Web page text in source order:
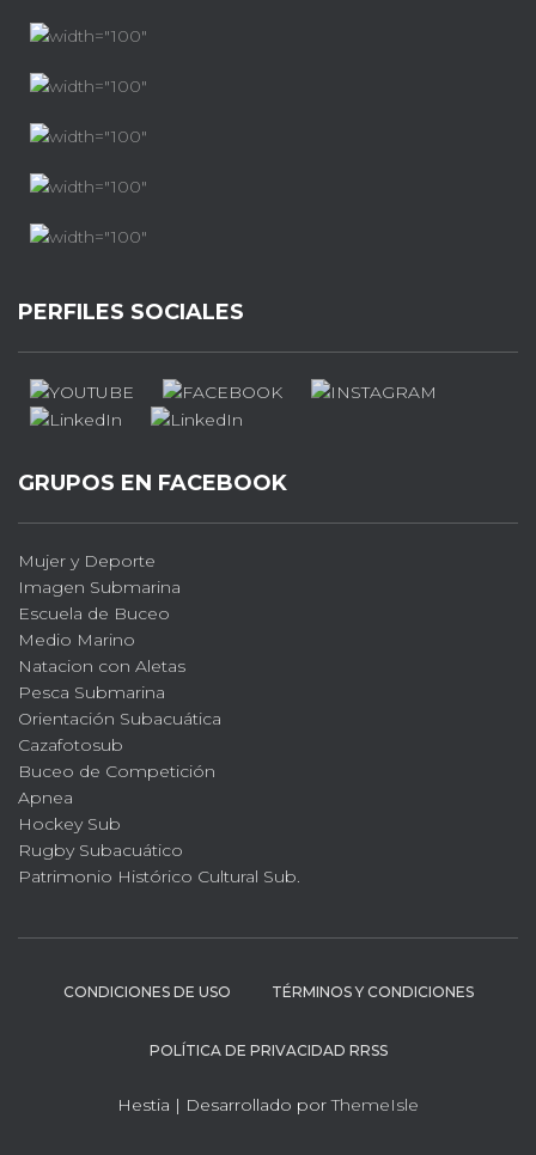
PERFILES SOCIALES
GRUPOS EN FACEBOOK
Mujer y Deporte
Imagen Submarina
Escuela de Buceo
Medio Marino
Natacion con Aletas
Pesca Submarina
Orientación Subacuática
Cazafotosub
Buceo de Competición
Apnea
Hockey Sub
Rugby Subacuático
Patrimonio Histórico Cultural Sub.
CONDICIONES DE USO TÉRMINOS Y CONDICIONES
POLÍTICA DE PRIVACIDAD RRSS
Hestia | Desarrollado porThemeIsle